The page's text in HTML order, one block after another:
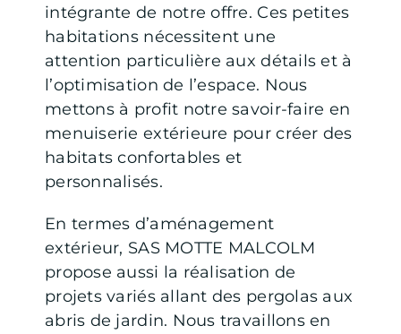
intégrante de notre offre. Ces petites
habitations nécessitent une
attention particulière aux détails et à
l’optimisation de l’espace. Nous
mettons à profit notre savoir-faire en
menuiserie extérieure pour créer des
habitats confortables et
personnalisés.
En termes d’aménagement
extérieur, SAS MOTTE MALCOLM
propose aussi la réalisation de
projets variés allant des pergolas aux
abris de jardin. Nous travaillons en